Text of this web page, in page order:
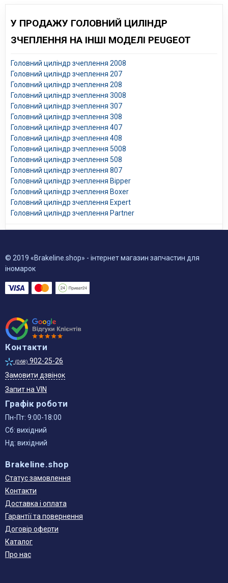
У ПРОДАЖУ ГОЛОВНИЙ ЦИЛІНДР
ЗЧЕПЛЕННЯ НА ІНШІ МОДЕЛІ PEUGEOT
Головний циліндр зчеплення 2008
Головний циліндр зчеплення 207
Головний циліндр зчеплення 208
Головний циліндр зчеплення 3008
Головний циліндр зчеплення 307
Головний циліндр зчеплення 308
Головний циліндр зчеплення 407
Головний циліндр зчеплення 408
Головний циліндр зчеплення 5008
Головний циліндр зчеплення 508
Головний циліндр зчеплення 807
Головний циліндр зчеплення Bipper
Головний циліндр зчеплення Boxer
Головний циліндр зчеплення Expert
Головний циліндр зчеплення Partner
© 2019 «Brakeline.shop» - інтернет магазин запчастин для
іномарок
Контакти
(068) 902-25-26
Замовити дзвінок
Запит на VIN
Графік роботи
Пн-Пт: 9:00-18:00
Сб: вихідний
Нд: вихідний
Brakeline.shop
Статус замовлення
Контакти
Доставка і оплата
Гарантії та повернення
Договір оферти
Каталог
Про нас